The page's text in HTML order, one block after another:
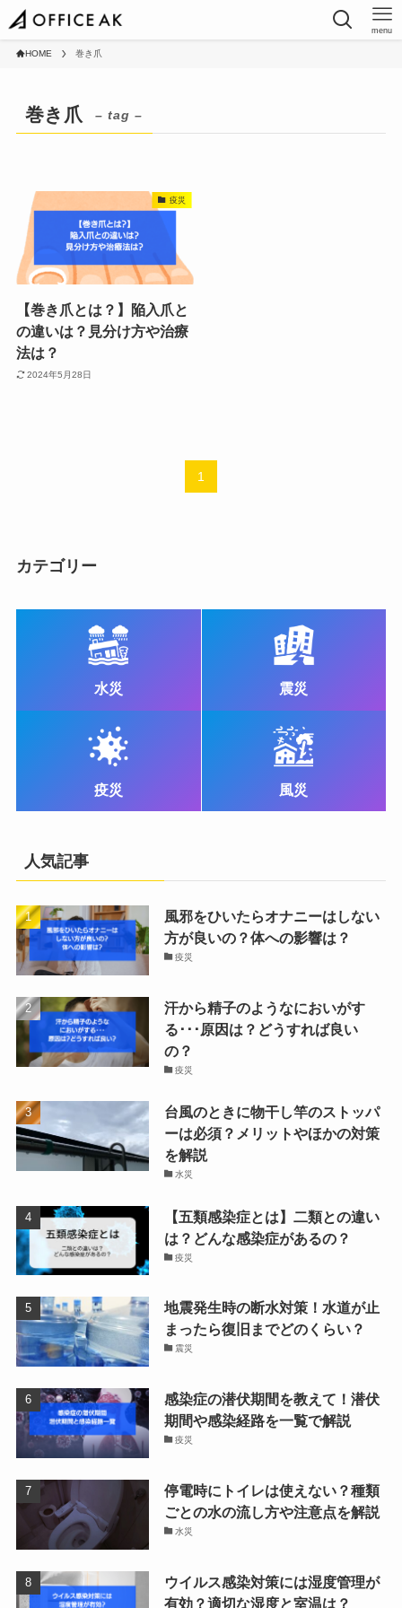
menu
HOME 巻き爪
巻き爪 – tag –
疫災
【巻き爪とは？】陥入爪と
の違いは？見分け方や治療
法は？
2024年5月28日
1
カテゴリー
水災 震災
疫災 風災
人気記事
風邪をひいたらオナニーはしない
方が良いの？体への影響は？
疫災
汗から精子のようなにおいがす
る･･･原因は？どうすれば良い
の？
疫災
台風のときに物干し竿のストッパ
ーは必須？メリットやほかの対策
を解説
水災
【五類感染症とは】二類との違い
は？どんな感染症があるの？
疫災
地震発生時の断水対策！水道が止
まったら復旧までどのくらい？
震災
感染症の潜伏期間を教えて！潜伏
期間や感染経路を一覧で解説
疫災
停電時にトイレは使えない？種類
ごとの水の流し方や注意点を解説
水災
ウイルス感染対策には湿度管理が
有効？適切な湿度と室温は？